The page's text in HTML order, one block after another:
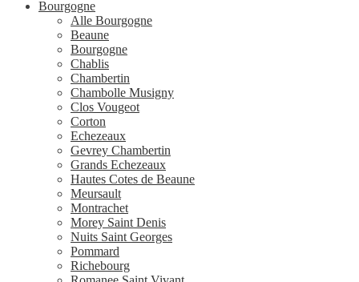
Bourgogne
Alle Bourgogne
Beaune
Bourgogne
Chablis
Chambertin
Chambolle Musigny
Clos Vougeot
Corton
Echezeaux
Gevrey Chambertin
Grands Echezeaux
Hautes Cotes de Beaune
Meursault
Montrachet
Morey Saint Denis
Nuits Saint Georges
Pommard
Richebourg